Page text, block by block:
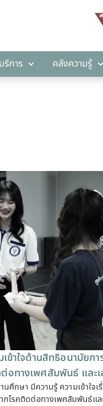
บริการ คลังความรู้
คลังค
เข้าใจด้านสิทธิอนามัยก
อทางเพศสัมพันธ์ และเ
ศึกษา มีความรู้ ความเข้าใจ
รคติดต่อทางเพศสัมพันธ์และ